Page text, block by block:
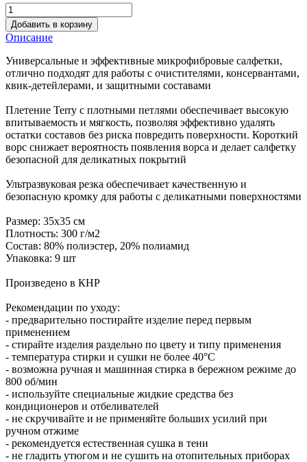
Добавить в корзину
Описание
Универсальные и эффективные микрофибровые салфетки,
отлично подходят для работы с очистителями, консервантами,
квик-детейлерами, и защитными составами
Плетение Terry с плотными петлями обеспечивает высокую
впитываемость и мягкость, позволяя эффективно удалять
остатки составов без риска повредить поверхности. Короткий
ворс снижает вероятность появления ворса и делает салфетку
безопасной для деликатных покрытий
Ультразвуковая резка обеспечивает качественную и
безопасную кромку для работы с деликатными поверхностями
Размер: 35х35 см
Плотность: 300 г/м2
Состав: 80% полиэстер, 20% полиамид
Упаковка: 9 шт
Произведено в КНР
Рекомендации по уходу:
- предварительно постирайте изделие перед первым
применением
- стирайте изделия раздельно по цвету и типу применения
- температура стирки и сушки не более 40°C
- возможна ручная и машинная стирка в бережном режиме до
800 об/мин
- используйте специальные жидкие средства без
кондиционеров и отбеливателей
- не скручивайте и не применяйте больших усилий при
ручном отжиме
- рекомендуется естественная сушка в тени
- не гладить утюгом и не сушить на отопительных приборах